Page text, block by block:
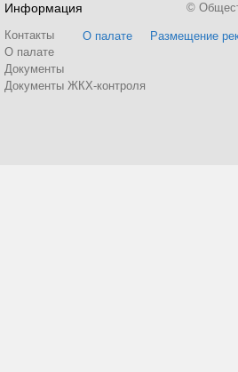
Информация
Контакты
О палате
Документы
Документы ЖКХ-контроля
О палате Размещение
©